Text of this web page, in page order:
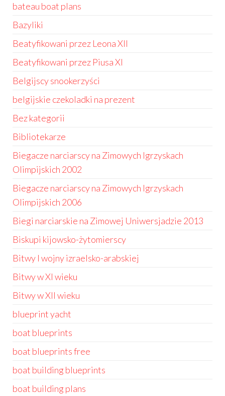
bateau boat plans
Bazyliki
Beatyfikowani przez Leona XII
Beatyfikowani przez Piusa XI
Belgijscy snookerzyści
belgijskie czekoladki na prezent
Bez kategorii
Bibliotekarze
Biegacze narciarscy na Zimowych Igrzyskach
Olimpijskich 2002
Biegacze narciarscy na Zimowych Igrzyskach
Olimpijskich 2006
Biegi narciarskie na Zimowej Uniwersjadzie 2013
Biskupi kijowsko-żytomierscy
Bitwy I wojny izraelsko-arabskiej
Bitwy w XI wieku
Bitwy w XII wieku
blueprint yacht
boat blueprints
boat blueprints free
boat building blueprints
boat building plans